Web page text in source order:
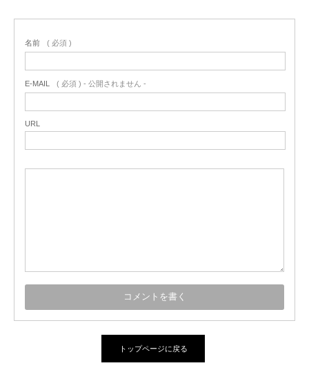
名前 ( 必須 )
E-MAIL ( 必須 ) - 公開されません -
URL
トップページに戻る